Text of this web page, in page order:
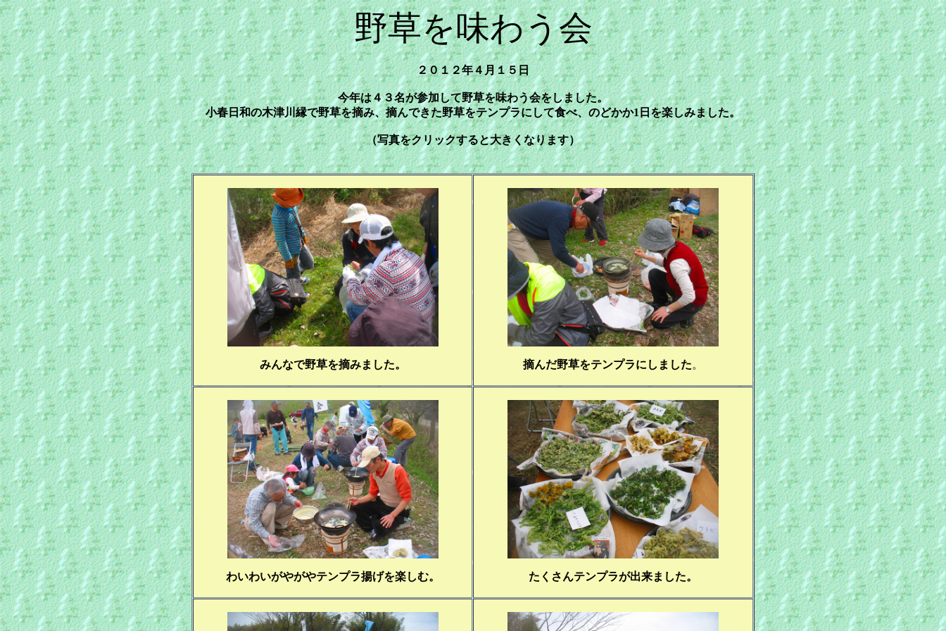
野草を味わう会
２０１２年４月１５日
今年は４３名が参加して野草を味わう会をしました。
小春日和の木津川縁で野草を摘み、摘んできた野草をテンプラにして食べ、のどかか1日を楽しみました。
（写真をクリックすると大きくなります）
みんなで野草を摘みました。 摘んだ野草をテンプラにしました。
わいわいがやがやテンプラ揚げを楽しむ。 たくさんテンプラが出来ました。